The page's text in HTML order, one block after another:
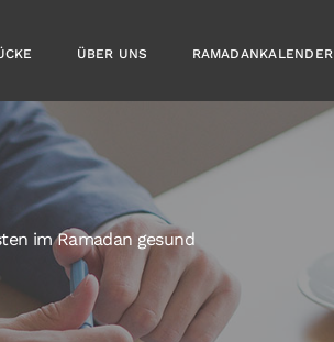
ÜBER UNS RAMADANKALENDER
im Ramadan gesund